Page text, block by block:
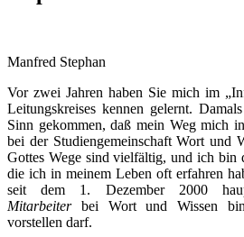
Manfred Stephan
Vor zwei Jahren haben Sie mich im
Leitungskreises kennen gelernt.
Sinn gekommen, daß mein Weg mich
bei der Studiengemeinschaft Wort und
Gottes Wege sind vielfältig, und ich bin
die ich in meinem Leben oft erfahren
seit dem 1. Dezember 2000
Mitarbeiterbei Wort und Wissen
vorstellen darf.